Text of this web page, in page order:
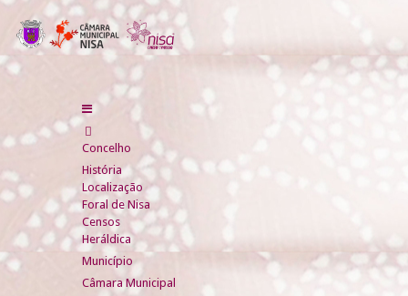
Concelho
História
Localização
Foral de Nisa
Censos
Heráldica
Município
Câmara Municipal